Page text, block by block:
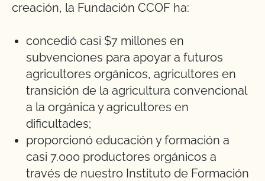
creación, la Fundación CCOF ha:
concedió casi $7 millones en
subvenciones para apoyar a futuros
agricultores orgánicos, agricultores en
transición de la agricultura convencional
a la orgánica y agricultores en
dificultades;
proporcionó educación y formación a
casi 7.000 productores orgánicos a
través de nuestro Instituto de Formación